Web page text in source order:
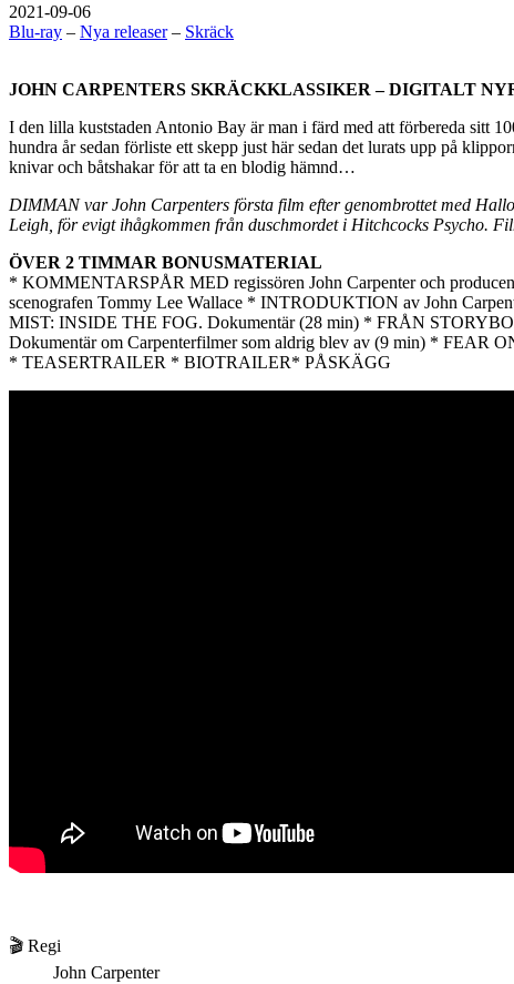
2021-09-06
Blu-ray – Nya releaser– Skräck
JOHN CARPENTERS SKRÄCKKLASSIKER – DIGITALT
I den lilla kuststaden Antonio Bay är man i färd med att förbereda sitt
hundra år sedan förliste ett skepp just här sedan det lurats upp på
knivar och båtshakar för att ta en blodig hämnd…
DIMMAN var John Carpenters första film efter genombrottet med
Leigh, för evigt ihågkommen från duschmordet i Hitchcocks Psycho.
ÖVER 2 TIMMAR BONUSMATERIAL
* KOMMENTARSPÅR MED regissören John Carpenter och
scenografen Tommy Lee Wallace * INTRODUKTION av John
MIST: INSIDE THE FOG. Dokumentär (28 min) * FRÅN
Dokumentär om Carpenterfilmer som aldrig blev av (9 min) *
* TEASERTRAILER * BIOTRAILER* PÅSKÄGG
🎬 Regi
John Carpenter